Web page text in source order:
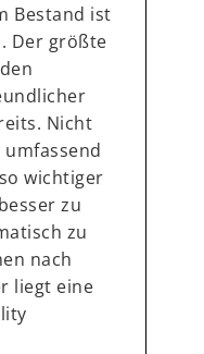
Bestand ist
Der größte
Nicht
wichtiger
zu
zu
nach
liegt eine